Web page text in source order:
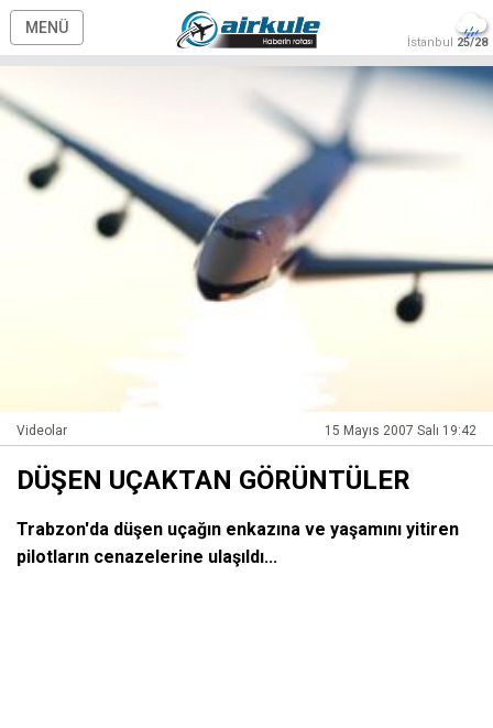
MENÜ
İstanbul 25/28
Videolar 15 Mayıs 2007 Salı 19:42
DÜŞEN UÇAKTAN GÖRÜNTÜLER
Trabzon'da düşen uçağın enkazına ve yaşamını yitiren
pilotların cenazelerine ulaşıldı...